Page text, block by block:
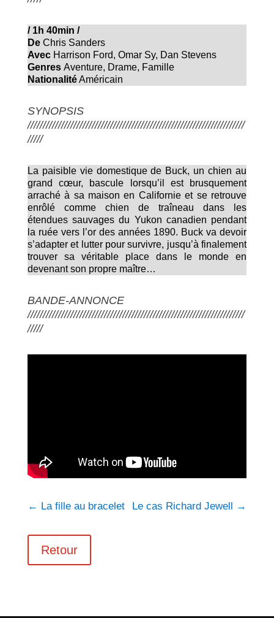
/1h 40min /
DeChris Sanders
AvecHarrison Ford, Omar Sy, Dan Stevens
Genres Aventure, Drame, Famille
NationalitéAméricain
SYNOPSIS
///////////////////////////////////////////////////////////////////////
/////
La paisible vie domestique de Buck, un chien au
grand cœur, bascule lorsqu’il est brusquement
arraché à sa maison en Californie et se retrouve
enrôlé comme chien de traîneau dans les
étendues sauvages du Yukon canadien pendant
la ruée vers l’or des années 1890. Buck va devoir
s’adapter et lutter pour survivre, jusqu’à finalement
trouver sa véritable place dans le monde en
devenant son propre maître…
BANDE-ANNONCE
///////////////////////////////////////////////////////////////////////
/////
← La fille au bracelet Le cas Richard Jewell →
Retour